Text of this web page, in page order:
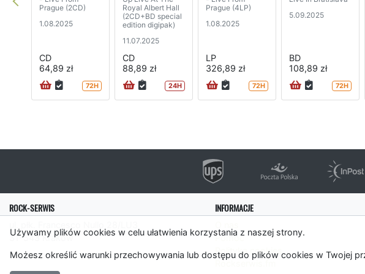
Używamy plików cookies w celu ułatwienia korzystania z naszej strony.
Możesz określić warunki przechowywania lub dostępu do plików cookies w Twojej
Prague (2CD)
1.08.2025
CD
64,89 zł
72H
Royal Albert Hall
(2CD+BD special
edition digipak)
11.07.2025
CD
88,89 zł
24H
Prague (4LP)
1.08.2025
LP
326,89 zł
72H
5.09.2025
BD
108,89 zł
72H
ROCK-SERWIS
31-543 Kraków
INFORMACJE
Pomoc
Polityka cookies
Rockserwis.fm